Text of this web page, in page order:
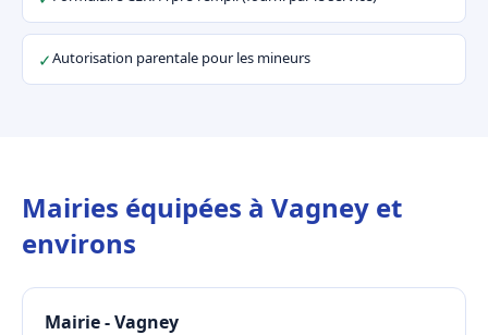
✓Autorisation parentale pour les mineurs
Mairies équipées à Vagney et
environs
Mairie - Vagney